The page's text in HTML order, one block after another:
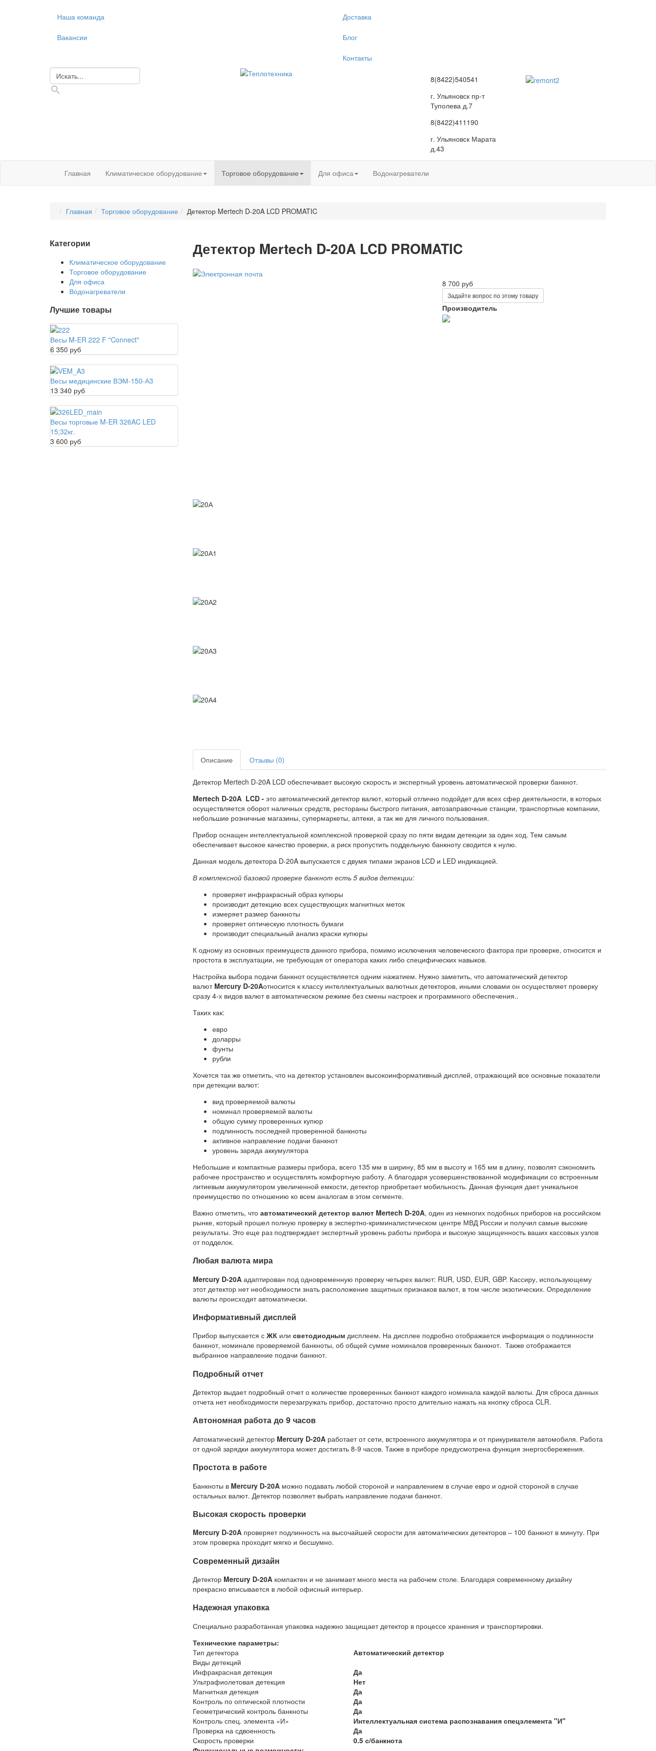
Наша команда
Вакансии
Доставка
Блог
Контакты
8(8422)540541
г. Ульяновск пр-т
Туполева д.7
8(8422)411190
г. Ульяновск Марата
д.43
Главная Климатическое оборудование Торговое оборудование Для офиса Водонагреватели
Главная Торговое оборудование Детектор Mertech D-20A LCD PROMATIC
Детектор Mertech D-20A LCD PROMATIC
8 700 руб
Задайте вопрос по этому товару
Производитель
Описание Отзывы (0)
Детектор Mertech D-20A LCD обеспечивает высокую скорость и экспертный уровень автоматической проверки банкнот.
Mertech D-20A LCD - это автоматический детектор валют, который отлично подойдет для всех сфер деятельности, в которых
осуществляется оборот наличных средств, рестораны быстрого питания, автозаправочные станции, транспортные компании,
небольшие розничные магазины, супермаркеты, аптеки, а так же для личного пользования.
Прибор оснащен интеллектуальной комплексной проверкой сразу по пяти видам детекции за один ход. Тем самым
обеспечивает высокое качество проверки, а риск пропустить поддельную банкноту сводится к нулю.
Данная модель детектора D-20A выпускается с двумя типами экранов LCD и LED индикацией.
В комплексной базовой проверке банкнот есть 5 видов детекции:
проверяет инфракрасный образ купюры
производит детекцию всех существующих магнитных меток
измеряет размер банкноты
проверяет оптическую плотность бумаги
производит специальный анализ краски купюры
К одному из основных преимуществ данного прибора, помимо исключения человеческого фактора при проверке, относится и
простота в эксплуатации, не требующая от оператора каких либо специфических навыков.
Настройка выбора подачи банкнот осуществляется одним нажатием. Нужно заметить, что автоматический детектор
валютMercury D-20Aотносится к классу интеллектуальных валютных детекторов, иными словами он осуществляет проверку
сразу 4-х видов валют в автоматическом режиме без смены настроек и программного обеспечения..
Таких как:
евро
доларры
фунты
рубли
Хочется так же отметить, что на детектор установлен высокоинформативный дисплей, отражающий все основные показатели
при детекции валют:
вид проверяемой валюты
номинал проверяемой валюты
общую сумму проверенных купюр
подлинность последней проверенной банкноты
активное направление подачи банкнот
уровень заряда аккумулятора
Небольшие и компактные размеры прибора, всего 135 мм в ширину, 85 мм в высоту и 165 мм в длину, позволят сэкономить
рабочее пространство и осуществлять комфортную работу. А благодаря усовершенствованной модификации со встроенным
литиевым аккумулятором увеличенной емкости, детектор приобретает мобильность. Данная функция дает уникальное
преимущество по отношению ко всем аналогам в этом сегменте.
Важно отметить, что автоматический детектор валют Mertech D-20A, один из немногих подобных приборов на российском
рынке, который прошел полную проверку в экспертно-криминалистическом центре МВД России и получил самые высокие
результаты. Это еще раз подтверждает экспертный уровень работы прибора и высокую защищенность ваших кассовых узлов
от подделок.
Любая валюта мира
Mercury D-20Aадаптирован под одновременную проверку четырех валют: RUR, USD, EUR, GBP. Кассиру, использующему
этот детектор нет необходимости знать расположение защитных признаков валют, в том числе экзотических. Определение
валюты происходит автоматически.
Информативный дисплей
Прибор выпускается с ЖКили светодиоднымдисплеем. На дисплее подробно отображается информация о подлинности
банкнот, номинале проверяемой банкноты, об общей сумме номиналов проверенных банкнот. Также отображается
выбранное направление подачи банкнот.
Подробный отчет
Детектор выдает подробный отчет о количестве проверенных банкнот каждого номинала каждой валюты. Для сброса данных
отчета нет необходимости перезагружать прибор, достаточно просто длительно нажать на кнопку сброса CLR.
Автономная работа до 9 часов
Автоматический детектор Mercury D-20Aработает от сети, встроенного аккумулятора и от прикуривателя автомобиля. Работа
от одной зарядки аккумулятора может достигать 8-9 часов. Также в приборе предусмотрена функция энергосбережения.
Простота в работе
Банкноты в Mercury D-20Aможно подавать любой стороной и направлением в случае евро и одной стороной в случае
остальных валют. Детектор позволяет выбрать направление подачи банкнот.
Высокая скорость проверки
Mercury D-20A проверяет подлинность на высочайшей скорости для автоматических детекторов – 100 банкнот в минуту. При
этом проверка проходит мягко и бесшумно.
Современный дизайн
Детектор Mercury D-20Aкомпактен и не занимает много места на рабочем столе. Благодаря современному дизайну
прекрасно вписывается в любой офисный интерьер.
Надежная упаковка
Специально разработанная упаковка надежно защищает детектор в процессе хранения и транспортировки.
Технические параметры:
Тип детектора
Автоматический детектор
Виды детекций
Инфракрасная детекция
Да
Ультрафиолетовая детекция
Нет
Магнитная детекция
Да
Контроль по оптической плотности
Да
Геометрический контроль банкноты
Да
Контроль спец. элемента «И»
Интеллектуальная система распознавания спецэлемента "И"
Проверка на сдвоенность
Да
Скорость проверки
0.5 с/банкнота
Категории
Климатическое оборудование
Торговое оборудование
Для офиса
Водонагреватели
Лучшие товары
Весы M-ER 222 F "Connect"
6 350 руб
Весы медицинские ВЭМ-150-А3
13 340 руб
Весы торговые M-ER 326AC LED
15;32кг.
3 600 руб